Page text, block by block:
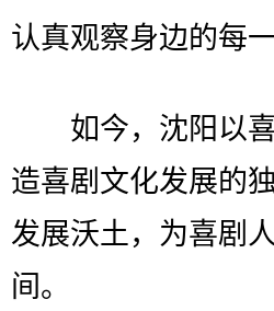
认真观察身边的每
如今，沈阳以喜
造喜剧文化发展的
发展沃土，为喜剧
间。